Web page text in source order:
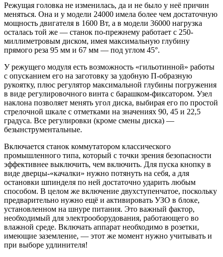
Режущая головка не изменилась, да и не было у неё причин
меняться. Она и у модели 24000 имела более чем достаточную
мощность двигателя в 1600 Вт, а в модели 36000 нагрузка
осталась той же — станок по-прежнему работает с 250-
миллиметровым диском, имея максимальную глубину
прямого реза 95 мм и 67 мм — под углом 45°.
У режущего модуля есть возможность «гильотинной» работы
с опусканием его на заготовку за удобную П-образную
рукоятку, плюс регулятор максимальной глубины погружения
в виде регулировочного винта с барашком-фиксатором. Узел
наклона позволяет менять угол диска, выбирая его по простой
стрелочной шкале с отметками на значениях 90, 45 и 22,5
градуса. Все регулировки (кроме смены диска) —
безынструментальные.
Включается станок коммутатором классического
промышленного типа, который с точки зрения безопасности
эффективнее выключить, чем включить. Для пуска кнопку в
виде дверцы-«качалки» нужно потянуть на себя, а для
остановки шпинделя по ней достаточно ударить любым
способом. В целом же включение двухступенчатое, поскольку
предварительно нужно ещё и активировать УЗО в блоке,
установленном на шнуре питания. Это важный фактор,
необходимый для электрооборудования, работающего во
влажной среде. Включать аппарат необходимо в розетки,
имеющие заземление, — этот же момент нужно учитывать и
при выборе удлинителя!